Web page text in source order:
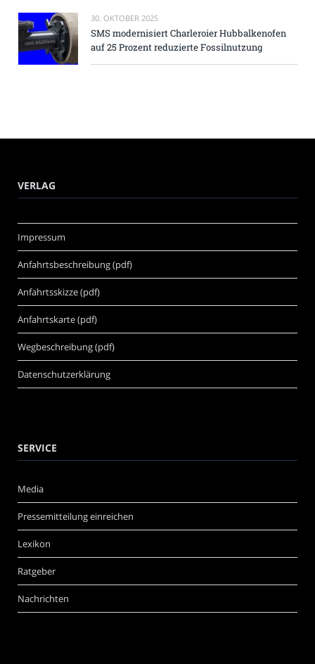
30. OKTOBER 2025
SMS modernisiert Charleroier Hubbalkenofen
auf 25 Prozent reduzierte Fossilnutzung
VERLAG
Impressum
Anfahrtsbeschreibung (pdf)
Anfahrtsskizze (pdf)
Anfahrtskarte (pdf)
Wegbeschreibung (pdf)
Datenschutzerklärung
SERVICE
Media
Pressemitteilung einreichen
Lexikon
Ratgeber
Nachrichten